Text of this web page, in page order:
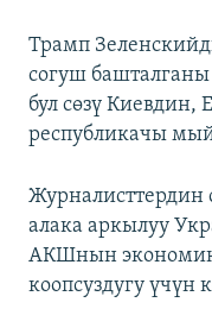
Трамп
согуш
бул сөзү
республикачы
Журналисттердин
алака аркылуу
АКШнын
коопсуздугу